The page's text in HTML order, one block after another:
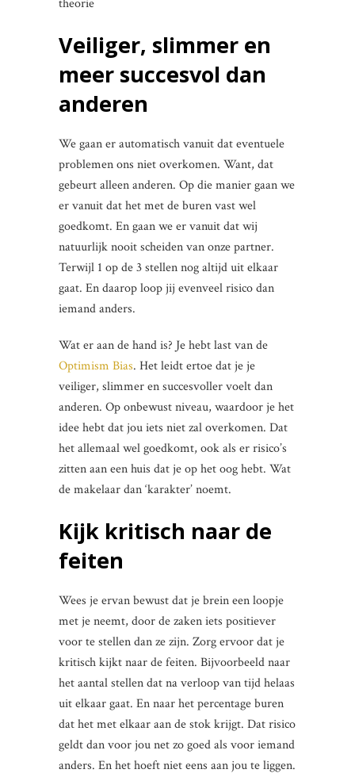
theorie
Veiliger, slimmer en
meer succesvol dan
anderen
We gaan er automatisch vanuit dat eventuele
problemen ons niet overkomen. Want, dat
gebeurt alleen anderen. Op die manier gaan we
er vanuit dat het met de buren vast wel
goedkomt. En gaan we er vanuit dat wij
natuurlijk nooit scheiden van onze partner.
Terwijl 1 op de 3 stellen nog altijd uit elkaar
gaat. En daarop loop jij evenveel risico dan
iemand anders.
Wat er aan de hand is? Je hebt last van de
Optimism Bias. Het leidt ertoe dat je je
veiliger, slimmer en succesvoller voelt dan
anderen. Op onbewust niveau, waardoor je het
idee hebt dat jou iets niet zal overkomen. Dat
het allemaal wel goedkomt, ook als er risico’s
zitten aan een huis dat je op het oog hebt. Wat
de makelaar dan ‘karakter’ noemt.
Kijk kritisch naar de
feiten
Wees je ervan bewust dat je brein een loopje
met je neemt, door de zaken iets positiever
voor te stellen dan ze zijn. Zorg ervoor dat je
kritisch kijkt naar de feiten. Bijvoorbeeld naar
het aantal stellen dat na verloop van tijd helaas
uit elkaar gaat. En naar het percentage buren
dat het met elkaar aan de stok krijgt. Dat risico
geldt dan voor jou net zo goed als voor iemand
anders. En het hoeft niet eens aan jou te liggen.